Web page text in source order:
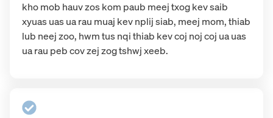
kho mob hauv zos kom paub meej txog kev saib
xyuas uas ua rau muaj kev nplij siab, meej mom, thiab
lub neej zoo, hwm tus nqi thiab kev coj noj coj ua uas
ua rau peb cov zej zog tshwj xeeb.